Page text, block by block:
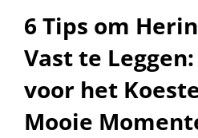
6 Tips om
Vast te Leggen:
voor het
Mooie